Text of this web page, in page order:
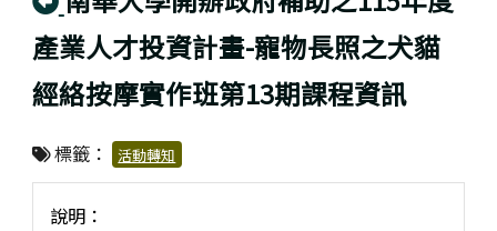
產業人才投資計畫-寵物長照之犬貓
經絡按摩實作班第13期課程資訊
標籤： 活動轉知
說明：